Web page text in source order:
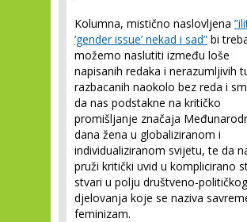
Kolumna, mistično naslovljena
’gender issue’ nekad i sad” bi
možemo naslutiti između loše
napisanih redaka i nerazumljivih
razbacanih naokolo bez reda i
da nas podstakne na kritičko
promišljanje značaja
dana žena u globaliziranom i
individualiziranom svijetu, te da
pruži kritički uvid u komplicirano
stvari u polju društveno-političkog
djelovanja koje se naziva
feminizam.